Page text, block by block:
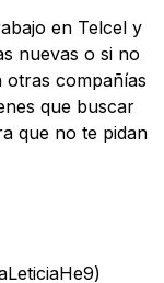
en Telcel y
nuevas o si no
otras compañías
que buscar
que no te pidan